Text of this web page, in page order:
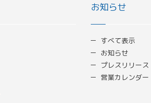
お知らせ
すべて表示
お知らせ
プレスリリース
営業カレンダー